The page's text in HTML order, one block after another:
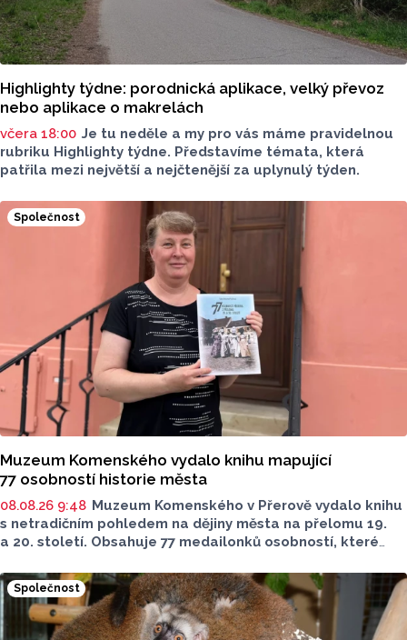
Highlighty týdne: porodnická aplikace, velký převoz
nebo aplikace o makrelách
včera 18:00 Je tu neděle a my pro vás máme pravidelnou
rubriku Highlighty týdne. Představíme témata, která
patřila mezi největší a nejčtenější za uplynulý týden.
Společnost
Muzeum Komenského vydalo knihu mapující
77 osobností historie města
08.08.26 9:48 Muzeum Komenského v Přerově vydalo knihu
s netradičním pohledem na dějiny města na přelomu 19.
a 20. století. Obsahuje 77 medailonků osobností, které
jsou doplněny dobovými snímky. Podle autorky publikace
Šárky Krákorové Pajůrkové tomu předcházelo 13 let
pátrání po jejich osudech. Kniha vychází u příležitosti
letošního 770. výročí povýšení Přerova na královské město,
Společnost